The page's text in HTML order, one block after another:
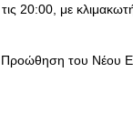
20:00, με
Προώθηση του